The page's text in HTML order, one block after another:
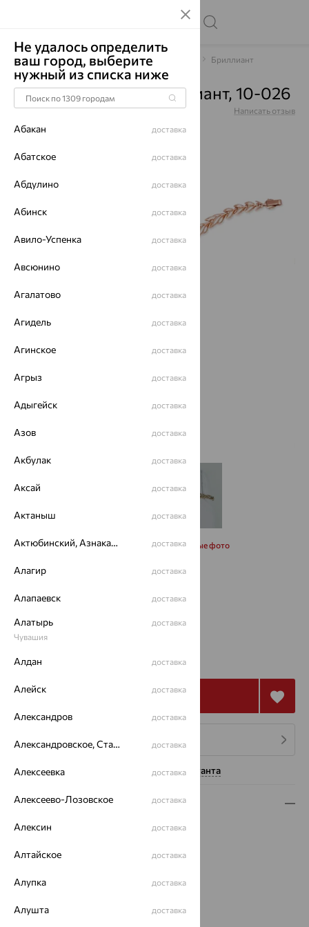
Главная Каталог Браслеты декоративные Бриллиант
Браслет, золото, бриллиант, 10-026
Артикул:10-026 Написать отзыв
Запросить дополнительные фото
331 128 919 800₽
Купить
4 платежа по 82 782
Нужна помощь консультанта
Описание
Вид изделия:
Металл:Золото
Цвет металла:
Страна происхождения:
РОССИЯ
Не удалось определить
ваш город, выберите
нужный из списка ниже
Абакан доставка
Абатское доставка
Абдулино доставка
Абинск доставка
Авило-Успенка доставка
Авсюнино доставка
Агалатово доставка
Агидель доставка
Агинское доставка
Агрыз доставка
Адыгейск доставка
Азов доставка
Акбулак доставка
Аксай доставка
Актаныш доставка
Актюбинский, Азнакаевский район доставка
Алагир доставка
Алапаевск доставка
Алатырь
Чувашия
доставка
Алдан доставка
Алейск доставка
Александров доставка
Александровское, Ставропольский край доставка
Алексеевка доставка
Алексеево-Лозовское доставка
Алексин доставка
Алтайское доставка
Алупка доставка
Алушта доставка